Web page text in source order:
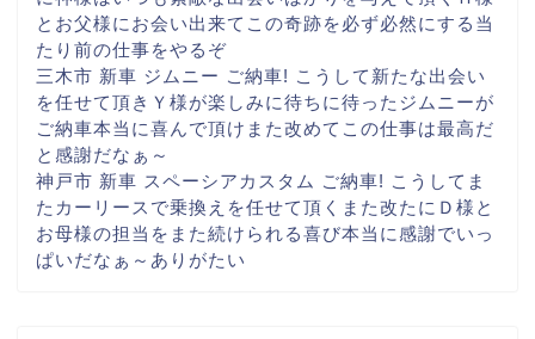
とお父様にお会い出来て この奇跡を必ず必然にする当
たり前の仕事をやるぞ
三木市 新車 ジムニー ご納車! こうして新たな出会い
を任せて頂き Ｙ様が楽しみに待ちに待ったジムニーが
ご納車本当に喜んで頂け また改めてこの仕事は最高だ
と 感謝だなぁ～
神戸市 新車 スペーシアカスタム ご納車! こうしてま
た カーリースで乗換えを任せて頂く また改たに Ｄ様と
お母様の担当をまた続けられる喜び本当に感謝でいっ
ぱいだなぁ～ ありがたい